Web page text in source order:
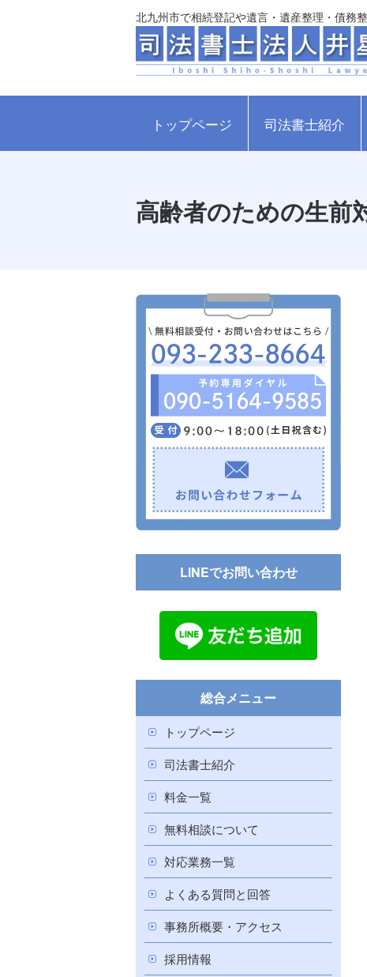
北九州市で相続登記や遺言・遺産整理・債務
トップページ 司法書士紹介
高齢者のための生前
LINEでお問い合わせ
総合メニュー
トップページ
司法書士紹介
料金一覧
無料相談について
対応業務一覧
よくある質問と回答
事務所概要・アクセス
採用情報